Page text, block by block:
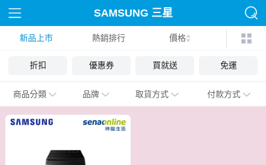
SAMSUNG 三星
新品上市 熱銷排行 價格
折扣 優惠券 買就送 免運
商品分類 品牌 取貨方式 付款方式